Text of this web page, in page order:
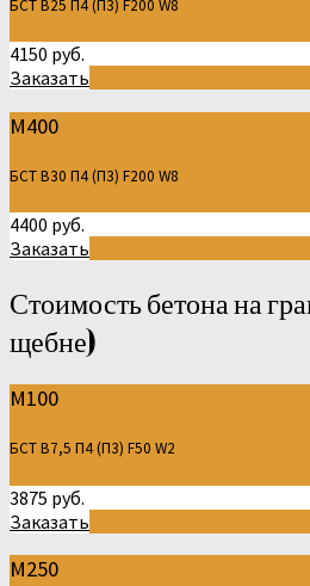
БСТ В25 П4 (П3) F200 W8
4150 руб.
Заказать
М400
БСТ В30 П4 (П3) F200 W8
4400 руб.
Заказать
Стоимость бетона на
щебне)
М100
БСТ В7,5 П4 (П3) F50 W2
3875 руб.
Заказать
М250